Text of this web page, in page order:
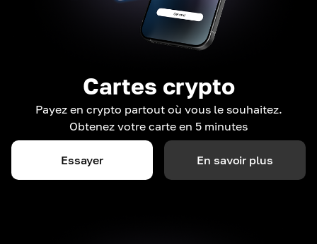
Cartes crypto
Payez en crypto partout où vous le souhaitez.
Obtenez votre carte en 5 minutes
Essayer En savoir plus